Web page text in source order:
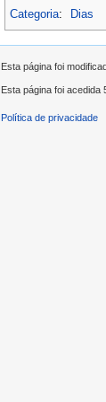
Categoria: Dias
Esta página foi
Esta página foi acedida
Política de privacidade